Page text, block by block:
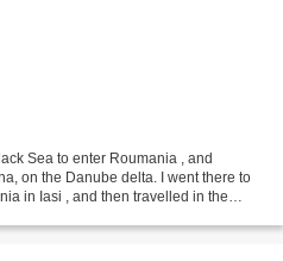
Sea to enter Roumania , and
on the Danube delta. I went there to
in Iasi , and then travelled in the